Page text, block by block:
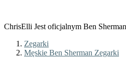
ChrisElli Jest oficjalnym Ben
Zegarki
Męskie Ben Sherman Zegarki